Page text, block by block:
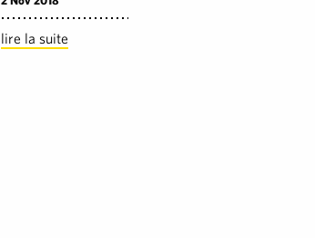
lire la suite